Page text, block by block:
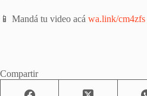
📱 Mandá tu video acá wa.link/cm4zfs
Compartir